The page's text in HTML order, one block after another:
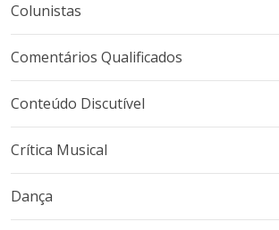
Colunistas
Comentários Qualificados
Conteúdo Discutível
Crítica Musical
Dança